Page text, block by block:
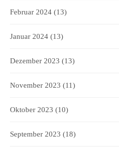
Februar 2024 (13)
Januar 2024 (13)
Dezember 2023 (13)
November 2023 (11)
Oktober 2023 (10)
September 2023 (18)